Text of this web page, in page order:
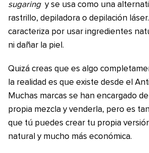
sugaring y se usa como una
rastrillo, depiladora o depilación
caracteriza por usar ingredientes
ni dañar la piel.
Quizá creas que es algo
la realidad es que existe desde el
Muchas marcas se han encargado
propia mezcla y venderla, pero es
que tú puedes crear tu propia
natural y mucho más económica.